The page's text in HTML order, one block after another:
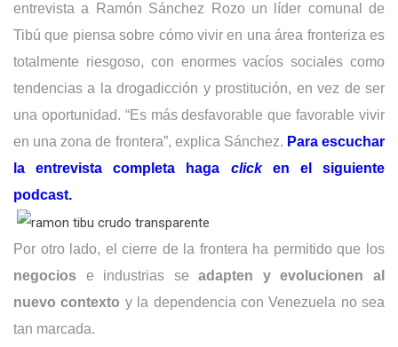
entrevista a Ramón Sánchez Rozo un líder comunal de
Tibú que piensa sobre cómo vivir en una área fronteriza es
totalmente riesgoso, con enormes vacíos sociales como
tendencias a la drogadicción y prostitución, en vez de ser
una oportunidad. “Es más desfavorable que favorable vivir
en una zona de frontera”, explica Sánchez. Para escuchar
la entrevista completa haga clicken el siguiente
podcast.
Por otro lado, el cierre de la frontera ha permitido que los
negocios e industrias seadapten y evolucionen al
nuevo contexto y la dependencia con Venezuela no sea
tan marcada.